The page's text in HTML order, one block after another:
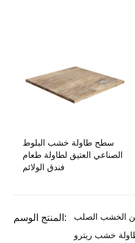
سطح طاولة خشب البلوط
الصناعي العتيق لطاولة طعام
فندق الولائم
المنتج الوسم:
الخشب الصلب
خشب ريترو